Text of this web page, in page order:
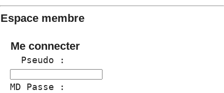
Espace membre
Me connecter
  Pseudo :
MD Passe :